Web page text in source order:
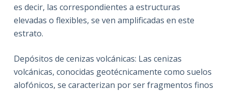
es decir, las correspondientes a estructuras
elevadas o flexibles, se ven amplificadas en este
estrato.
Depósitos de cenizas volcánicas: Las cenizas
volcánicas, conocidas geotécnicamente como suelos
alofónicos, se caracterizan por ser fragmentos finos